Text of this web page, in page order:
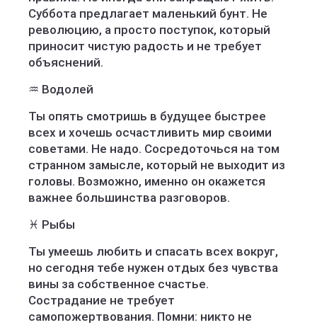
Суббота предлагает маленький бунт. Не
революцию, а просто поступок, который
приносит чистую радость и не требует
объяснений.
♒ Водолей
Ты опять смотришь в будущее быстрее
всех и хочешь осчастливить мир своими
советами. Не надо. Сосредоточься на том
странном замысле, который не выходит из
головы. Возможно, именно он окажется
важнее большинства разговоров.
♓ Рыбы
Ты умеешь любить и спасать всех вокруг,
но сегодня тебе нужен отдых без чувства
вины за собственное счастье.
Сострадание не требует
самопожертвования. Помни: никто не